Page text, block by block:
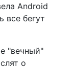
Android
все бегут
"вечный"
о